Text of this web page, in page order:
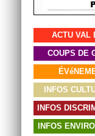
ACTU VAL
COUPS DE
INFOS
INFOS
INFOS